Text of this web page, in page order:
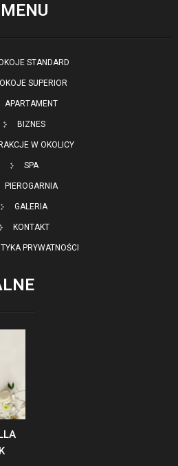
MENU
STANDARD
SUPERIOR
APARTAMENT
BIZNES
W OKOLICY
SPA
PIEROGARNIA
GALERIA
KONTAKT
PRYWATNOŚCI